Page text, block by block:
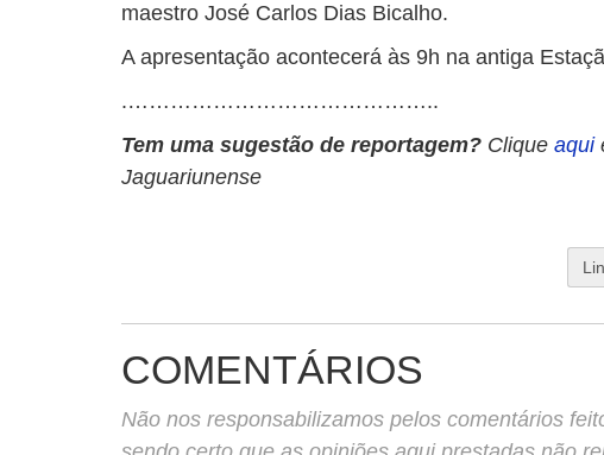
maestro José Carlos Dias Bicalho.
A apresentação acontecerá às 9h na antiga
.……………………………………..
Tem uma sugestão de reportagem? Clique aqui
Jaguariunense
COMENTÁRIOS
Não nos responsabilizamos pelos comentários